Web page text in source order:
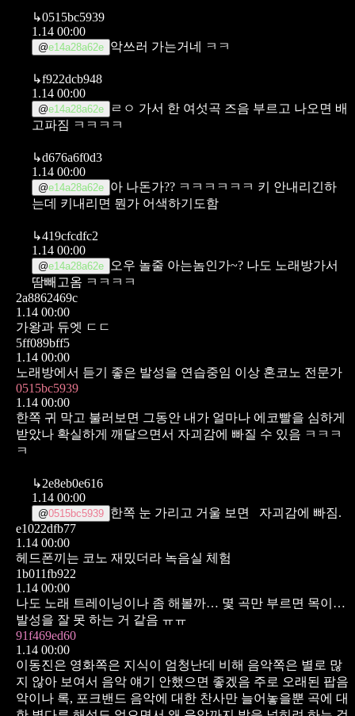
↳0515bc5939
1.14 00:00
@e14a28a62e 악쓰러 가는거네 ㅋㅋ
↳f922dcb948
1.14 00:00
@e14a28a62e
ㄹㅇ 가서 한 여섯곡 즈음 부르고 나오면 배
고파짐 ㅋㅋㅋㅋ
↳d676a6f0d3
1.14 00:00
@e14a28a62e 아 나돈가?? ㅋㅋㅋㅋㅋㅋ 키 안내리긴하
는데 키내리면 뭔가 어색하기도함
↳419cfcdfc2
1.14 00:00
@e14a28a62e 오우 놀줄 아는놈인가~? 나도 노래방가서
땀빼고옴 ㅋㅋㅋㅋ
2a8862469c
1.14 00:00
가왕과 듀엣 ㄷㄷ
5ff089bff5
1.14 00:00
노래방에서 듣기 좋은 발성을 연습중임 이상 혼코노 전문가
0515bc5939
1.14 00:00
한쪽 귀 막고 불러보면 그동안 내가 얼마나 에코빨을 심하게
받았나 확실하게 깨달으면서 자괴감에 빠질 수 있음 ㅋㅋㅋ
ㅋ
↳2e8eb0e616
1.14 00:00
@0515bc5939 한쪽 눈 가리고 거울 보면
자괴감에 빠짐.
e1022dfb77
1.14 00:00
헤드폰끼는 코노 재밌더라 녹음실 체험
1b011fb922
1.14 00:00
나도 노래 트레이닝이나 좀 해볼까… 몇 곡만 부르면 목이…
발성을 잘 못 하는 거 같음 ㅠㅠ
91f469ed60
1.14 00:00
이동진은 영화쪽은 지식이 엄청난데 비해 음악쪽은 별로 많
지 않아 보여서 음악 얘기 안했으면 좋겠음 주로 오래된 팝음
악이나 록, 포크밴드 음악에 대한 찬사만 늘어놓을뿐 곡에 대